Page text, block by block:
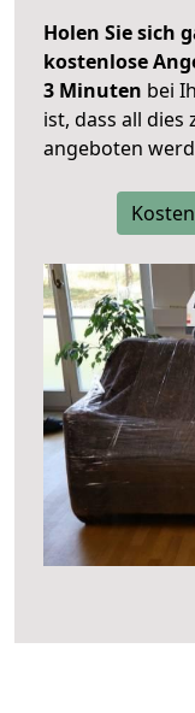
Holen Sie sich
kostenlose
3 Minuten bei
ist, dass all dies
angeboten